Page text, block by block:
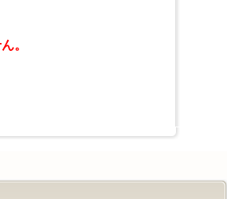
。